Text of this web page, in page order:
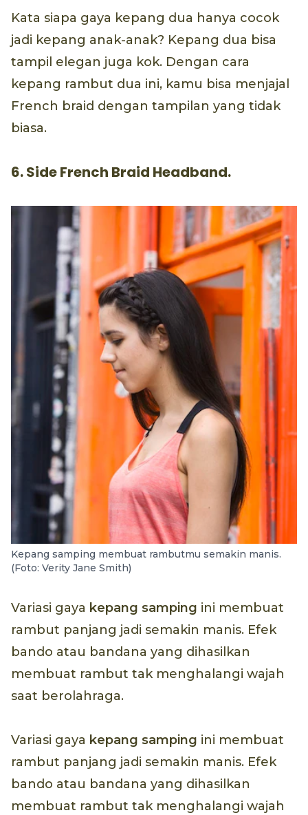
Kata siapa gaya kepang dua hanya cocok
jadi kepang anak-anak? Kepang dua bisa
tampil elegan juga kok. Dengan cara
kepang rambut dua ini, kamu bisa menjajal
French braid dengan tampilan yang tidak
biasa.
6. Side French Braid Headband.
Kepang samping membuat rambutmu semakin manis.
(Foto: Verity Jane Smith)
Variasi gaya kepang samping ini membuat
rambut panjang jadi semakin manis. Efek
bando atau bandana yang dihasilkan
membuat rambut tak menghalangi wajah
saat berolahraga.
Variasi gaya kepang samping ini membuat
rambut panjang jadi semakin manis. Efek
bando atau bandana yang dihasilkan
membuat rambut tak menghalangi wajah